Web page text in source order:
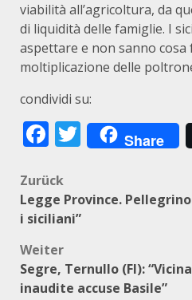
viabilità all’agricoltura, da
di liquidità delle famiglie. I
aspettare e non sanno cosa
moltiplicazione delle
condividi su:
Facebook
Twitter
Share
Zurück
Legge Province.
i siciliani”
Weiter
Segre, Ternullo (FI):
inaudite accuse Basile”